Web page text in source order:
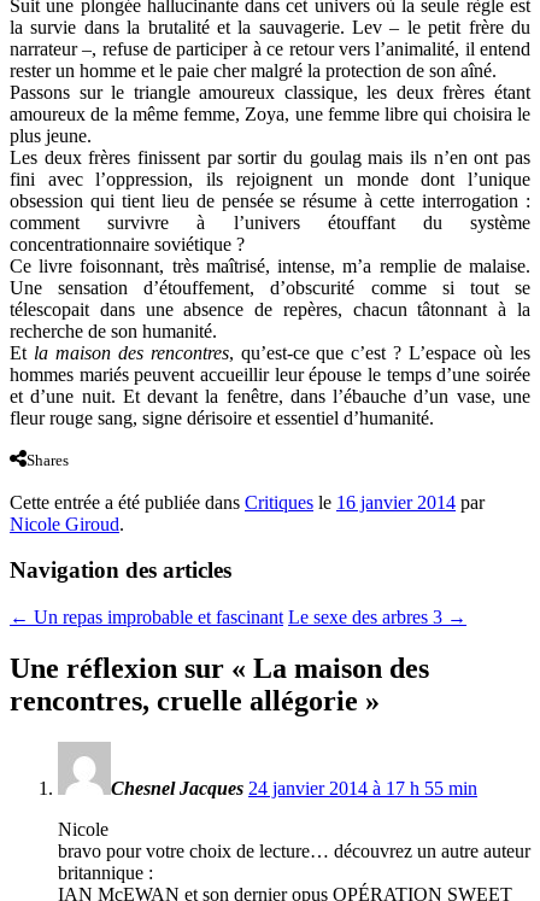
Suit une plongée hallucinante dans cet univers où la seule règle est
la survie dans la brutalité et la sauvagerie. Lev – le petit frère du
narrateur –, refuse de participer à ce retour vers l’animalité, il entend
rester un homme et le paie cher malgré la protection de son aîné.
Passons sur le triangle amoureux classique, les deux frères étant
amoureux de la même femme, Zoya, une femme libre qui choisira le
plus jeune.
Les deux frères finissent par sortir du goulag mais ils n’en ont pas
fini avec l’oppression, ils rejoignent un monde dont l’unique
obsession qui tient lieu de pensée se résume à cette interrogation :
comment survivre à l’univers étouffant du système
concentrationnaire soviétique ?
Ce livre foisonnant, très maîtrisé, intense, m’a remplie de malaise.
Une sensation d’étouffement, d’obscurité comme si tout se
télescopait dans une absence de repères, chacun tâtonnant à la
recherche de son humanité.
Et la maison des rencontres, qu’est-ce que c’est ? L’espace où les
hommes mariés peuvent accueillir leur épouse le temps d’une soirée
et d’une nuit. Et devant la fenêtre, dans l’ébauche d’un vase, une
fleur rouge sang, signe dérisoire et essentiel d’humanité.
Shares
Cette entrée a été publiée dans Critiques le 16 janvier 2014 par
Nicole Giroud.
Navigation des articles
← Un repas improbable et fascinant Le sexe des arbres 3 →
Une réflexion sur « La maison des
rencontres, cruelle allégorie »
Chesnel Jacques 24 janvier 2014 à 17 h 55 min
Nicole
bravo pour votre choix de lecture… découvrez un autre auteur
britannique :
IAN McEWAN et son dernier opus OPÉRATION SWEET